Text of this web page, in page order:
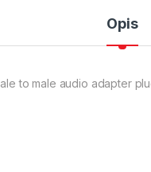
Opis
to male audio adapter